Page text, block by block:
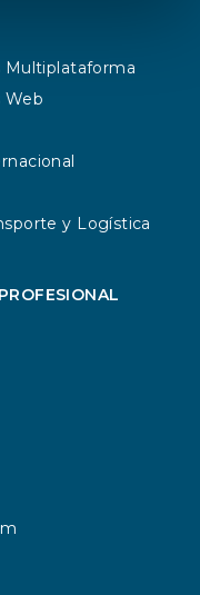
Valencia,
de manera
y
que confiere
de
así como del
el
caso,
Multiplataforma
Web
y Logística